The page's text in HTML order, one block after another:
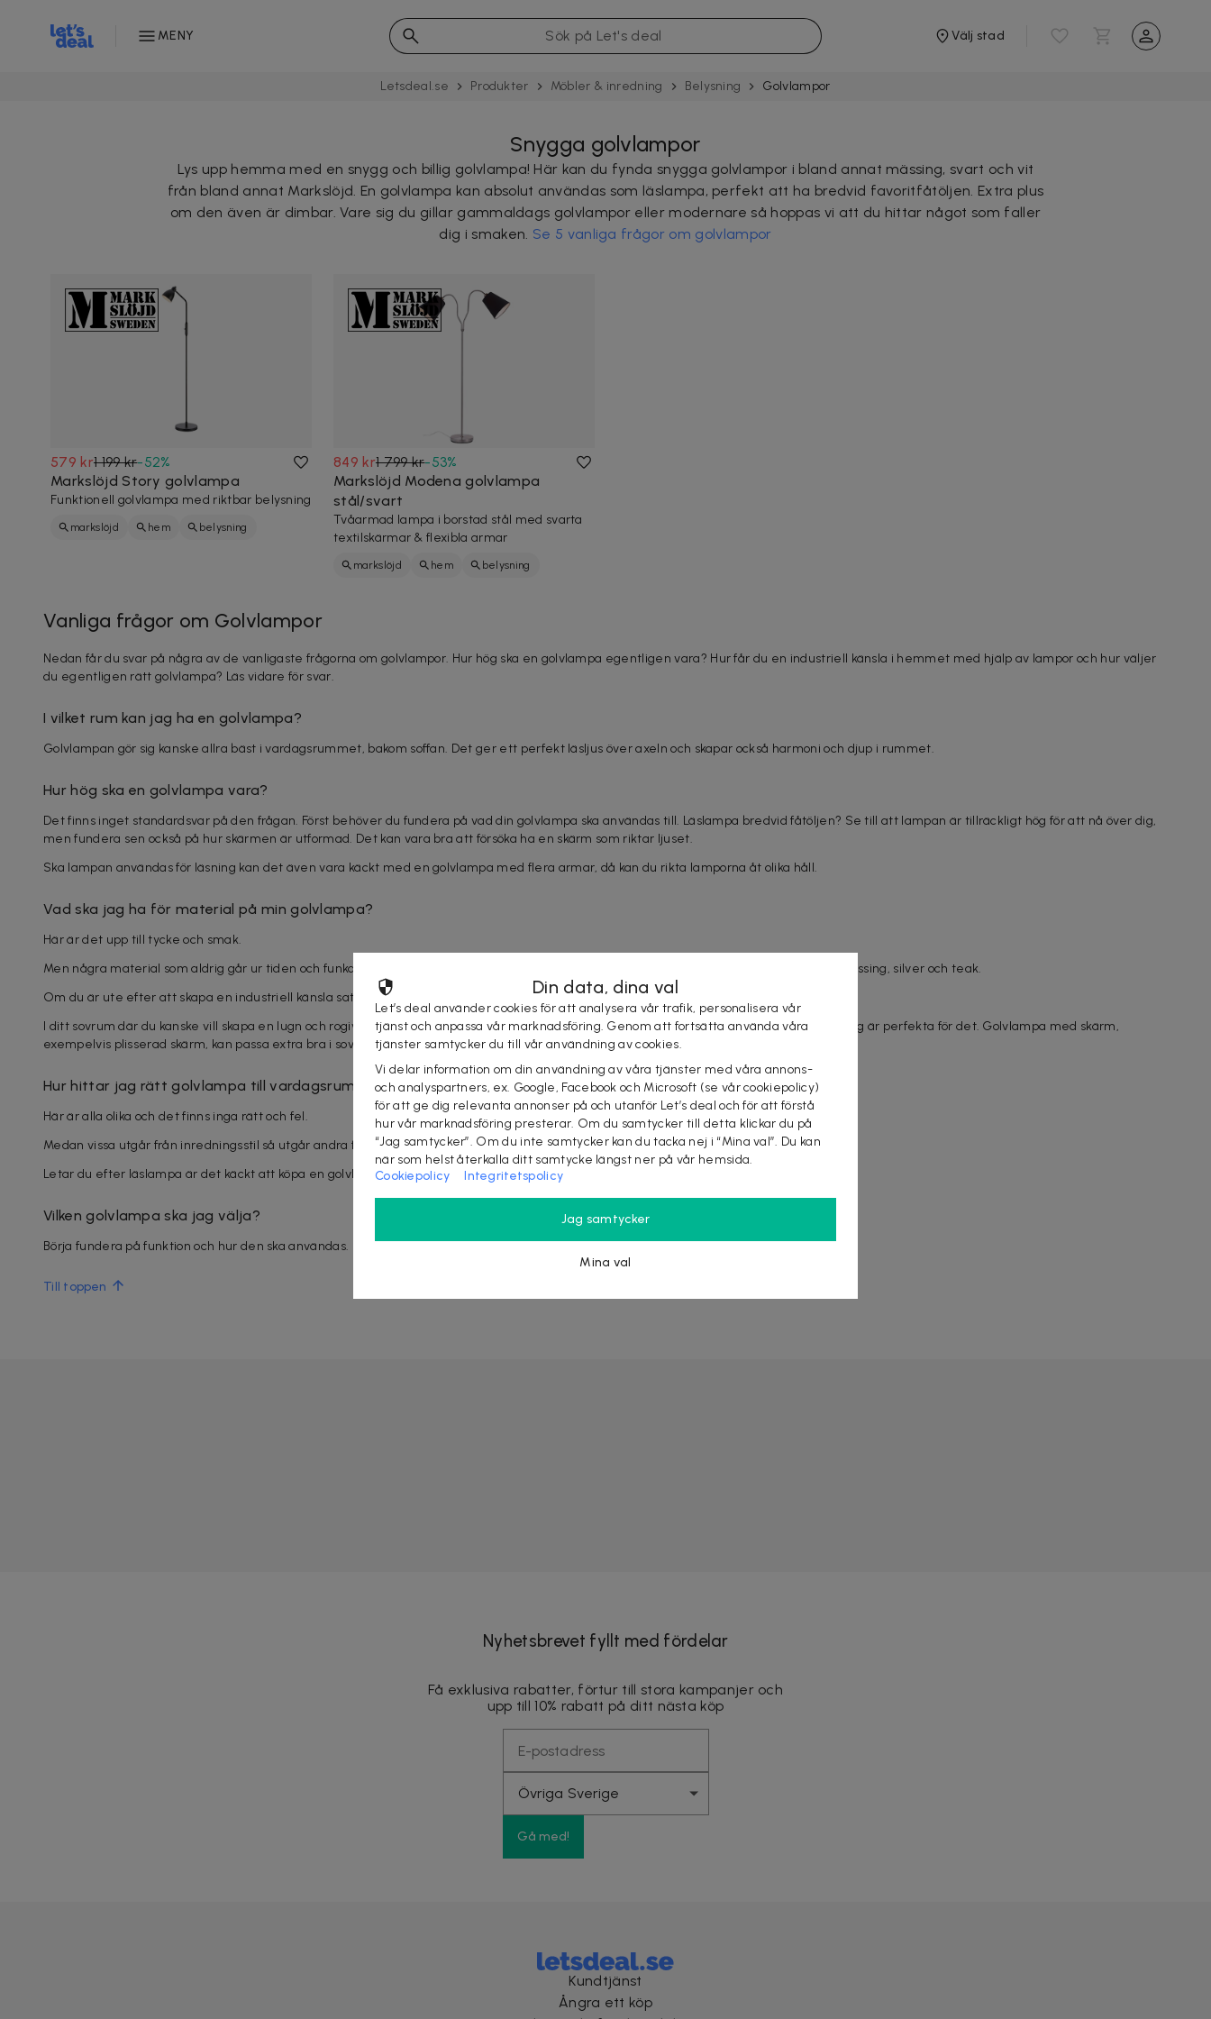
MENY Välj stad
Letsdeal.se Produkter Möbler & inredning Belysning Golv­lampor
Snygga golvlampor
Lys upp hemma med en snygg och billig golvlampa! Här kan du fynda snygga golvlampor i bland annat mässing, svart och vit
från bland annat Markslöjd. En golvlampa kan absolut användas som läslampa, perfekt att ha bredvid favoritfåtöljen. Extra plus
om den även är dimbar. Vare sig du gillar gammaldags golvlampor eller modernare så hoppas vi att du hittar något som faller
dig i smaken. Se 5 vanliga frågor om golvlampor
579 kr1 199 kr-52%
Markslöjd Story golvlampa
Funktionell golvlampa med riktbar belysning
markslöjd hem belysning
849 kr1 799 kr-53%
Markslöjd Modena golvlampa
stål/svart
Tvåarmad lampa i borstad stål med svarta
textilskärmar & flexibla armar
markslöjd hem belysning
Vanliga frågor om Golv­lampor
Nedan får du svar på några av de vanligaste frågorna om golvlampor. Hur hög ska en golvlampa egentligen vara? Hur får du en industriell känsla i hemmet med hjälp av lampor och hur väljer
du egentligen rätt golvlampa? Läs vidare för svar.
I vilket rum kan jag ha en golvlampa?
Golvlampan gör sig kanske allra bäst i vardagsrummet, bakom soffan. Det ger ett perfekt läsljus över axeln och skapar också harmoni och djup i rummet.
Hur hög ska en golvlampa vara?
Det finns inget standardsvar på den frågan. Först behöver du fundera på vad din golvlampa ska användas till. Läslampa bredvid fåtöljen? Se till att lampan är tillräckligt hög för att nå över dig,
men fundera sen också på hur skärmen är utformad. Det kan vara bra att försöka ha en skärm som riktar ljuset.
Ska lampan användas för läsning kan det även vara käckt med en golvlampa med flera armar, då kan du rikta lamporna åt olika håll.
Vad ska jag ha för material på min golvlampa?
Här är det upp till tycke och smak.
Men några material som aldrig går ur tiden och funkar i de flesta rum är exempelvis golvlampa i trä, bambu, rotting, guld, ek, glas, grön, mässing, silver och teak.
Om du är ute efter att skapa en industriell känsla satsa på mörkare färger och råare material som exempelvis svart, trä och metall.
I ditt sovrum där du kanske vill skapa en lugn och rogivande känsla bör du satsa på lugnare material. Golvlampor i rispapper, papper eller tyg är perfekta för det. Golvlampa med skärm,
exempelvis plisserad skärm, kan passa extra bra i sovrum.
Hur hittar jag rätt golvlampa till vardagsrummet?
Här är alla olika och det finns inga rätt och fel.
Medan vissa utgår från inredningsstil så utgår andra från vilken funktion lampan ska fylla.
Letar du efter läslampa är det käckt att köpa en golvlampa med dimmer och med hylla där du kan lägga boken när du inte läser.
Vilken golvlampa ska jag välja?
Börja fundera på funktion och hur den ska användas. Stämningsljus? Arbetsljus? Läsljus? Därefter väljer du lampa utefter behov.
Till toppen
Nyhetsbrevet fyllt med fördelar
Få exklusiva rabatter, förtur till stora kampanjer och
upp till 10% rabatt på ditt nästa köp
Gå med!
Kundtjänst
Ångra ett köp
Din data, dina val
Let’s deal använder cookies för att analysera vår trafik, personalisera vår
tjänst och anpassa vår marknadsföring. Genom att fortsätta använda våra
tjänster samtycker du till vår användning av cookies.
Vi delar information om din användning av våra tjänster med våra annons-
och analyspartners, ex. Google, Facebook och Microsoft (se vår cookiepolicy)
för att ge dig relevanta annonser på och utanför Let’s deal och för att förstå
hur vår marknadsföring presterar. Om du samtycker till detta klickar du på
“Jag samtycker”. Om du inte samtycker kan du tacka nej i “Mina val”. Du kan
när som helst återkalla ditt samtycke längst ner på vår hemsida.
Cookiepolicy
Integritetspolicy
Jag samtycker
Mina val